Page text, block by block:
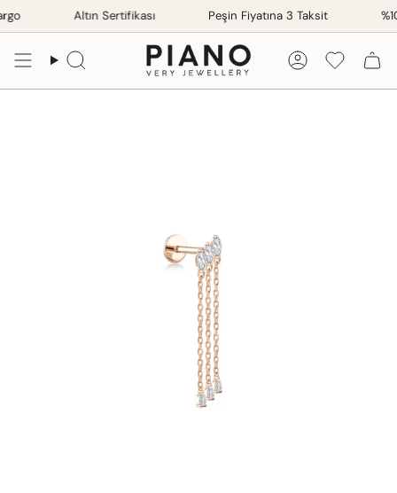
atla
Altın Sertifikası Peşin Fiyatına 3 Taksit
Ara Hesap